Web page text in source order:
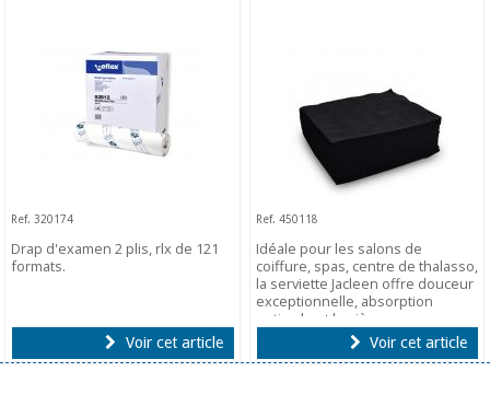
Ref. 320174
Drap d'examen 2 plis, rlx de 121
formats.
Voir cet article
Ref. 450118
Idéale pour les salons de
coiffure, spas, centre de thalasso,
la serviette Jacleen offre douceur
exceptionnelle, absorption
optimale et hygiène
Voir cet article